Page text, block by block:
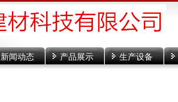
新闻动态 产品展示 生产设备